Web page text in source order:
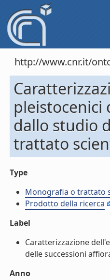
http://www.cnr.it/
pleistocenici
dallo studio
trattato
Type
Monografia o trattato
Prodotto della ricerca
Label
Caratterizzazione
delle successioni
Anno